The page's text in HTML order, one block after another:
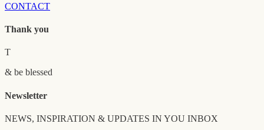
CONTACT
Thank you
T
& be blessed
Newsletter
NEWS, INSPIRATION & UPDATES IN YOU INBOX